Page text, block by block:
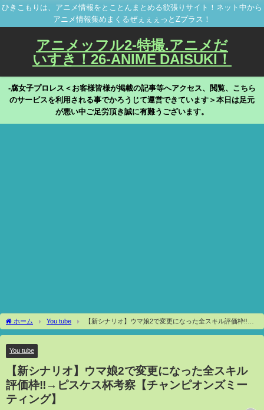
ひきこもりは、アニメ情報をとことんまとめる欲張りサイト！ネット中から
アニメ情報集めまくるぜぇぇぇっとZプラス！
アニメッフル2-特撮.アニメだ
いすき！26-ANIME DAISUKI！
-腐女子プロレス＜お客様皆様が掲載の記事等へアクセス、閲覧、こちら
のサービスを利用される事でかろうじて運営できています＞本日は足元
が悪い中ご足労頂き誠に有難うございます。
ホーム You tube
【新シナリオ】ウマ娘2で変更になった全スキル評価枠‼→
ピスケス杯考察【チャンピオンズミーティング】
You tube
【新シナリオ】ウマ娘2で変更になった全スキル
評価枠‼→ピスケス杯考察【チャンピオンズミー
ティング】